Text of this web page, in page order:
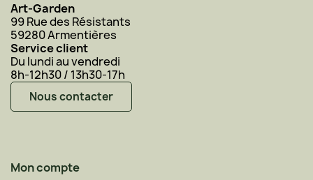
Art-Garden
99 Rue des Résistants
59280 Armentières
Service client
Du lundi au vendredi
8h-12h30 / 13h30-17h
Nous contacter
Mon compte